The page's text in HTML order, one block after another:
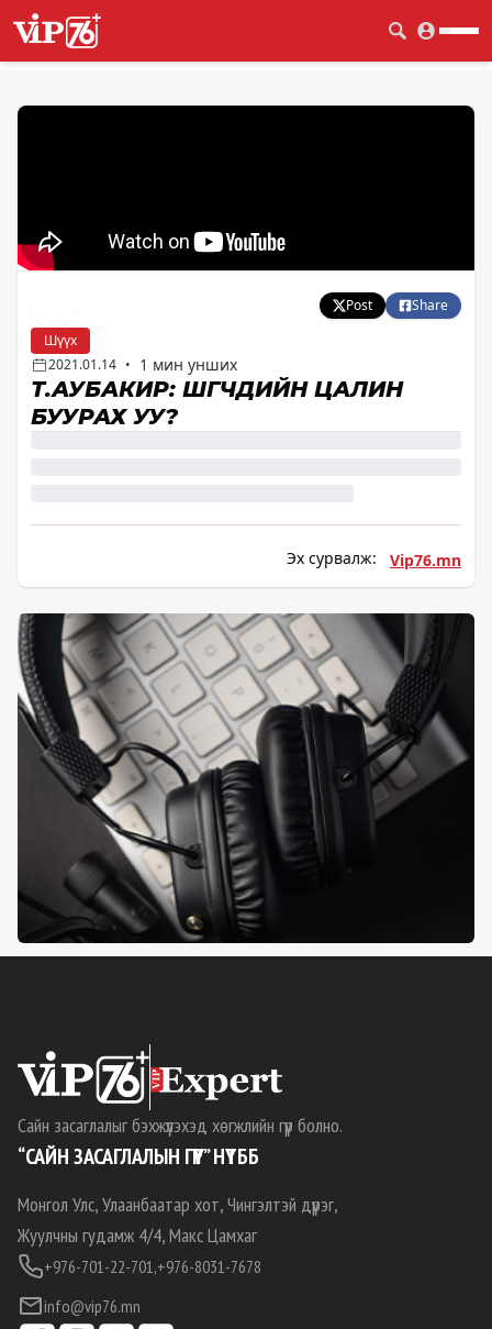
Post
Share
Шүүх
2021.01.14 • 1 мин унших
Т.АУБАКИР: ШҮҮГЧДИЙН ЦАЛИН
БУУРАХ УУ?
Эх сурвалж: Vip76.mn
Сайн засаглалыг бэхжүүлэхэд хөгжлийн гүүр болно.
“САЙН ЗАСАГЛАЛЫН ГҮҮР” НҮТББ
Монгол Улс, Улаанбаатар хот, Чингэлтэй дүүрэг,
Жуулчны гудамж 4/4, Макс Цамхаг
+976-701-22-701,+976-8031-7678
info@vip76.mn